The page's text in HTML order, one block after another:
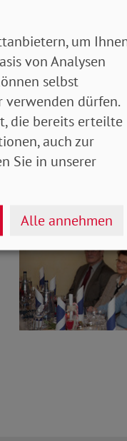
„deshalb
„Das Ganze
und
um
von Analysen
selbst
verwenden dürfen.
die bereits erteilte
auch zur
Sie in unserer
Alle annehmen